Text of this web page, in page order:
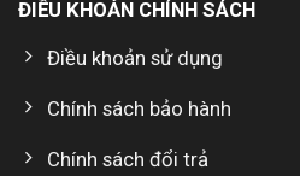
ĐIỀU KHOẢN CHÍNH SÁCH
Điều khoản sử dụng
Chính sách bảo hành
Chính sách đổi trả